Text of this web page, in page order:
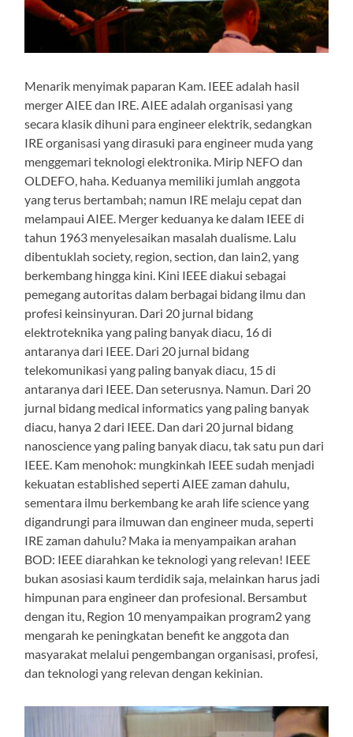
Menarik menyimak paparan Kam. IEEE adalah hasil
merger AIEE dan IRE. AIEE adalah organisasi yang
secara klasik dihuni para engineer elektrik, sedangkan
IRE organisasi yang dirasuki para engineer muda yang
menggemari teknologi elektronika. Mirip NEFO dan
OLDEFO, haha. Keduanya memiliki jumlah anggota
yang terus bertambah; namun IRE melaju cepat dan
melampaui AIEE. Merger keduanya ke dalam IEEE di
tahun 1963 menyelesaikan masalah dualisme. Lalu
dibentuklah society, region, section, dan lain2, yang
berkembang hingga kini. Kini IEEE diakui sebagai
pemegang autoritas dalam berbagai bidang ilmu dan
profesi keinsinyuran. Dari 20 jurnal bidang
elektroteknika yang paling banyak diacu, 16 di
antaranya dari IEEE. Dari 20 jurnal bidang
telekomunikasi yang paling banyak diacu, 15 di
antaranya dari IEEE. Dan seterusnya. Namun. Dari 20
jurnal bidang medical informatics yang paling banyak
diacu, hanya 2 dari IEEE. Dan dari 20 jurnal bidang
nanoscience yang paling banyak diacu, tak satu pun dari
IEEE. Kam menohok: mungkinkah IEEE sudah menjadi
kekuatan established seperti AIEE zaman dahulu,
sementara ilmu berkembang ke arah life science yang
digandrungi para ilmuwan dan engineer muda, seperti
IRE zaman dahulu? Maka ia menyampaikan arahan
BOD: IEEE diarahkan ke teknologi yang relevan! IEEE
bukan asosiasi kaum terdidik saja, melainkan harus jadi
himpunan para engineer dan profesional. Bersambut
dengan itu, Region 10 menyampaikan program2 yang
mengarah ke peningkatan benefit ke anggota dan
masyarakat melalui pengembangan organisasi, profesi,
dan teknologi yang relevan dengan kekinian.